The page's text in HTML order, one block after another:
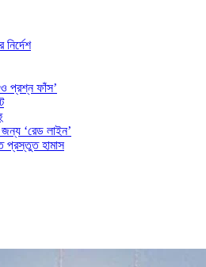
ও প্রশ্ন ফাঁস’
‘রেড লাইন’
প্রস্তুত হামাস